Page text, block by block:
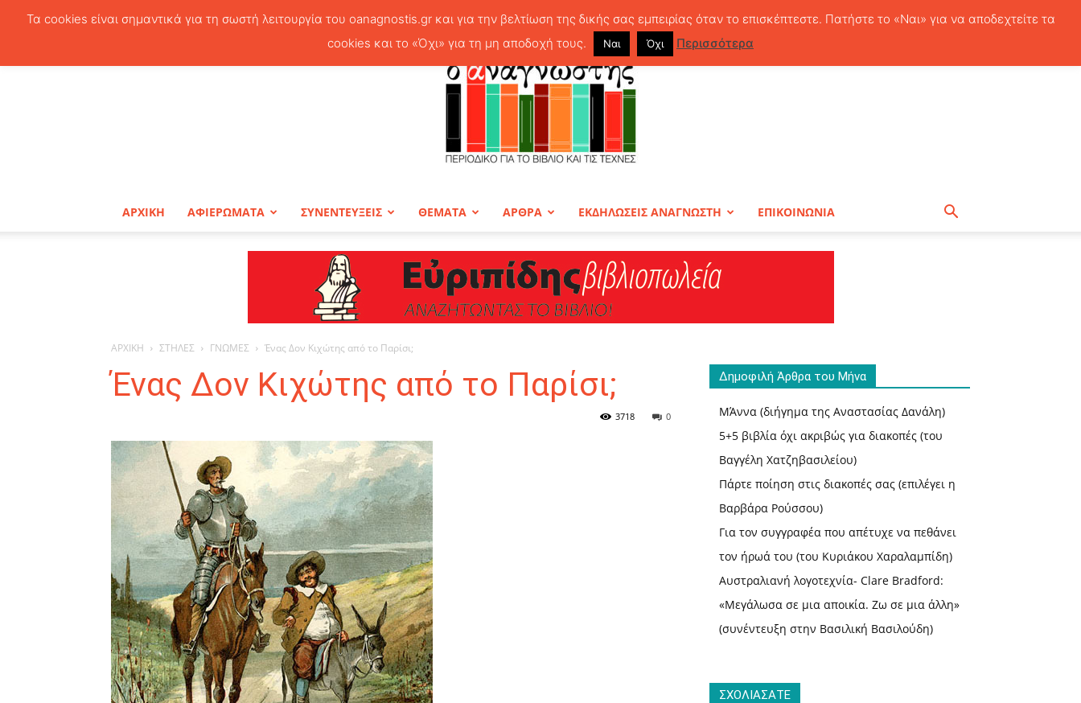
ΑΡΧΙΚΗ ΑΦΙΕΡΩΜΑΤΑ ΣΥΝΕΝΤΕΥΞΕΙΣ ΘΕΜΑΤΑ ΑΡΘΡΑ ΕΚΔΗΛΩΣΕΙΣ ΑΝΑΓΝΩΣΤΗ ΕΠΙΚΟΙΝΩΝΙΑ
ΑΡΧΙΚΗ ΣΤΗΛΕΣ ΓΝΩΜΕΣ Ένας Δον Κιχώτης από το Παρίσι;
Ένας Δον Κιχώτης από το Παρίσι;
0
3718
Δημοφιλή Άρθρα του Μήνα
ΜΆννα (διήγημα της Αναστασίας Δανάλη)
5+5 βιβλία όχι ακριβώς για διακοπές (του
Βαγγέλη Χατζηβασιλείου)
Πάρτε ποίηση στις διακοπές σας (επιλέγει η
Βαρβάρα Ρούσσου)
Για τον συγγραφέα που απέτυχε να πεθάνει
τον ήρωά του (του Κυριάκου Χαραλαμπίδη)
Αυστραλιανή λογοτεχνία- Clare Bradford:
«Μεγάλωσα σε μια αποικία. Ζω σε μια άλλη»
(συνέντευξη στην Βασιλική Βασιλούδη)
ΣΧΟΛΙΑΣΑΤΕ
Τα cookies είναι σημαντικά για τη σωστή λειτουργία του oanagnostis.gr και για την βελτίωση της δικής σας εμπειρίας όταν το επισκέπτεστε. Πατήστε το «Ναι» για να αποδεχτείτε τα
cookies και το «Όχι» για τη μη αποδοχή τους.
Ναι Όχι Περισσότερα